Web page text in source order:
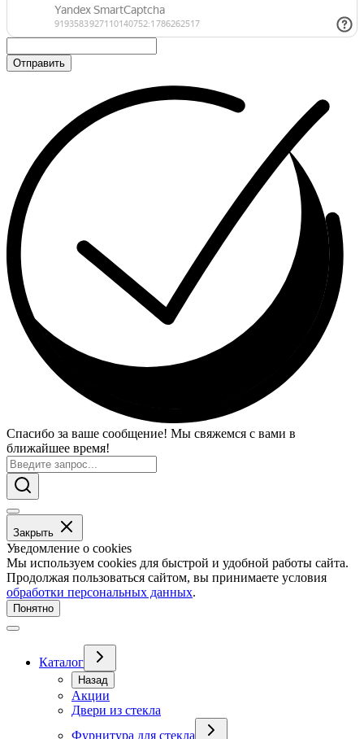
Отправить
Спасибо за ваше сообщение! Мы свяжемся с вами в
ближайшее время!
Закрыть
Уведомление о cookies
Мы используем cookies для быстрой и удобной работы сайта.
Продолжая пользоваться сайтом, вы принимаете условия
обработки персональных данных.
Понятно
Каталог
Назад
Акции
Двери из стекла
Фурнитура для стекла